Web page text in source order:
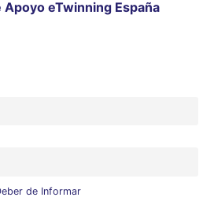
eTwinning España
de Informar